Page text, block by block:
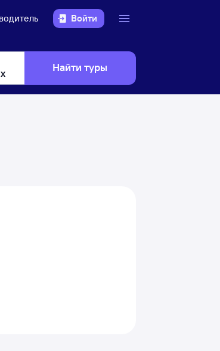
Войти
Найти туры